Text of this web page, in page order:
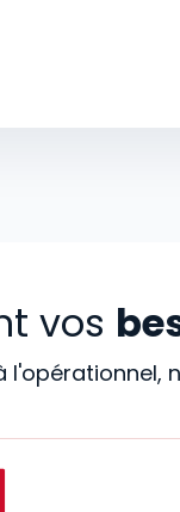
vos
l'opérationnel,